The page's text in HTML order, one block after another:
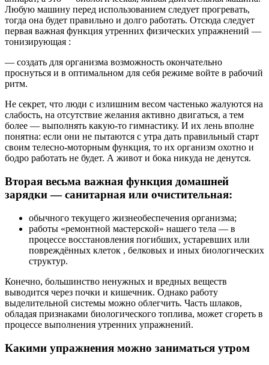
Любую машину перед использованием следует прогревать,
тогда она будет правильно и долго работать. Отсюда следует
первая важная функция утренних физических упражнений —
тонизирующая :
— создать для организма возможность окончательно
проснуться и в оптимальном для себя режиме войте в рабочий
ритм.
Не секрет, что люди с излишним весом частенько жалуются на
слабость, на отсутствие желания активно двигаться, а тем
более — выполнять какую-то гимнастику. И их лень вполне
понятна: если они не пытаются с утра дать правильный старт
своим телесно-моторным функция, то их организм охотно и
бодро работать не будет. А живот и бока никуда не денутся.
Вторая весьма важная функция домашней
зарядки — санитарная или очистительная:
обычного текущего жизнеобеспечения организма;
работы «ремонтной мастерской» нашего тела — в
процессе восстановления погибших, устаревших или
повреждённых клеток , белковых и иных биологических
структур.
Конечно, большинство ненужных и вредных веществ
выводится через почки и кишечник. Однако работу
выделительной системы можно облегчить. Часть шлаков,
обладая признаками биологического топлива, может сгореть в
процессе выполнения утренних упражнений.
Какими упражнения можно заниматься утром